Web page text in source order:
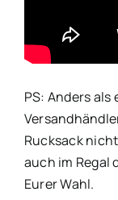
PS: Anders
Rucksack
auch im Regal
Eurer Wahl.